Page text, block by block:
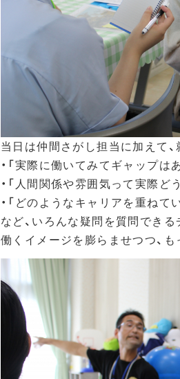
当日は仲間さがし担当に加えて
・「実際に働いてみてギャップは
・「人間関係や雰囲気って実際ど
・「どのようなキャリアを重ねて
など、いろんな疑問を質問できる
働くイメージを膨らませつつ、